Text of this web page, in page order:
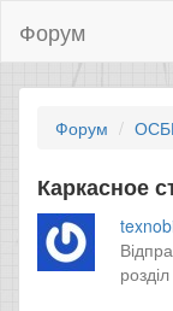
Форум
Форум
Каркасное